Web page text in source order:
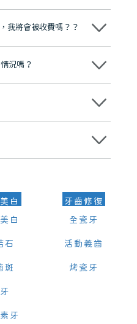
，各分院匯聚來自香港、內地的
諾貝爾種植系統全球放心植牙中
客，受到粵港澳大灣區及周邊城
、深圳設有八大分院，香港亦設
可以隨時預約免費咨詢，讓人十
我將會被收費嗎？？
會被收取任何費用。
況嗎？
及對應的價錢，顧客同意並簽字
取費用，而匯率會及時告知客人
聯絡我們，告知我們你原本預約
白
白
石
斑
牙
牙齒修復
全瓷牙
活動義齒
烤瓷牙